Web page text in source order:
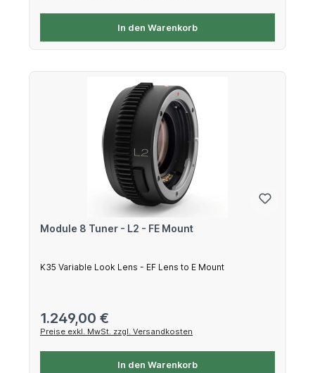
In den Warenkorb
Module 8 Tuner - L2 - FE Mount
K35 Variable Look Lens - EF Lens to E Mount
Regulärer Preis:
1.249,00 €
Preise exkl. MwSt. zzgl. Versandkosten
In den Warenkorb